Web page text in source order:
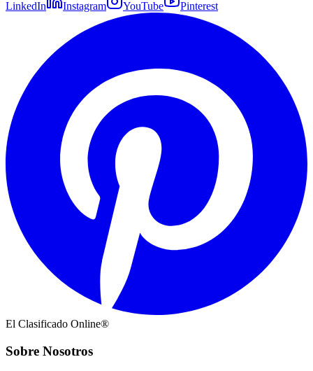
LinkedIn Instagram YouTube Pinterest
El Clasificado Online®
Sobre Nosotros